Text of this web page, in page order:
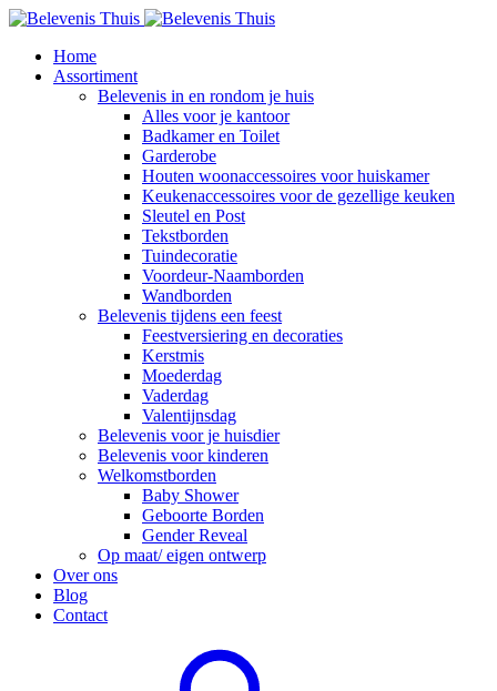
Home
Assortiment
Belevenis in en rondom je huis
Alles voor je kantoor
Badkamer en Toilet
Garderobe
Houten woonaccessoires voor huiskamer
Keukenaccessoires voor de gezellige keuken
Sleutel en Post
Tekstborden
Tuindecoratie
Voordeur-Naamborden
Wandborden
Belevenis tijdens een feest
Feestversiering en decoraties
Kerstmis
Moederdag
Vaderdag
Valentijnsdag
Belevenis voor je huisdier
Belevenis voor kinderen
Welkomstborden
Baby Shower
Geboorte Borden
Gender Reveal
Op maat/ eigen ontwerp
Over ons
Blog
Contact